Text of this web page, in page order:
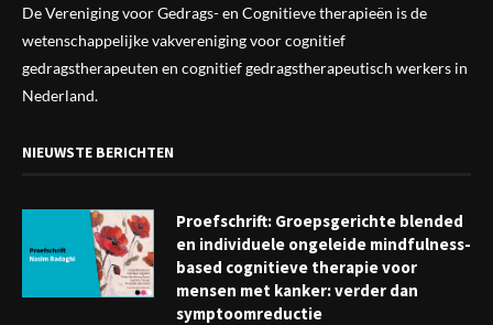
De Vereniging voor Gedrags- en Cognitieve therapieën is de
wetenschappelijke vakverenigingvoor cognitief
gedragstherapeuten en cognitief gedragstherapeutisch werkers in
Nederland.
NIEUWSTE BERICHTEN
Proefschrift: Groepsgerichte blended
en individuele ongeleide mindfulness-
based cognitieve therapie voor
mensen met kanker: verder dan
symptoomreductie